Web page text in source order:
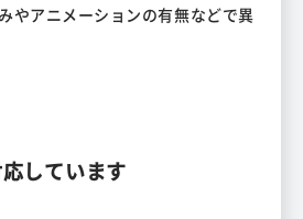
やアニメーションの有無などで異
しています